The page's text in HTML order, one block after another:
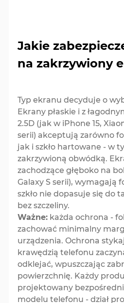
Jakie
na zakrzywiony
Typ ekranu decyduje o
Ekrany płaskie i z
2.5D (jak w iPhone 15,
serii) akceptują zarówno
jak i szkło hartowane - w
zakrzywioną obwódką.
zachodzące głęboko na
Galaxy S serii), wymagają
szkło nie dopasuje się do
bez szczeliny.
Ważne: każda ochrona -
zachować minimalny
urządzenia. Ochrona
krawędzią telefonu
odklejać, wpuszczając
powierzchnię. Każdy
projektowany
modelu telefonu - dział